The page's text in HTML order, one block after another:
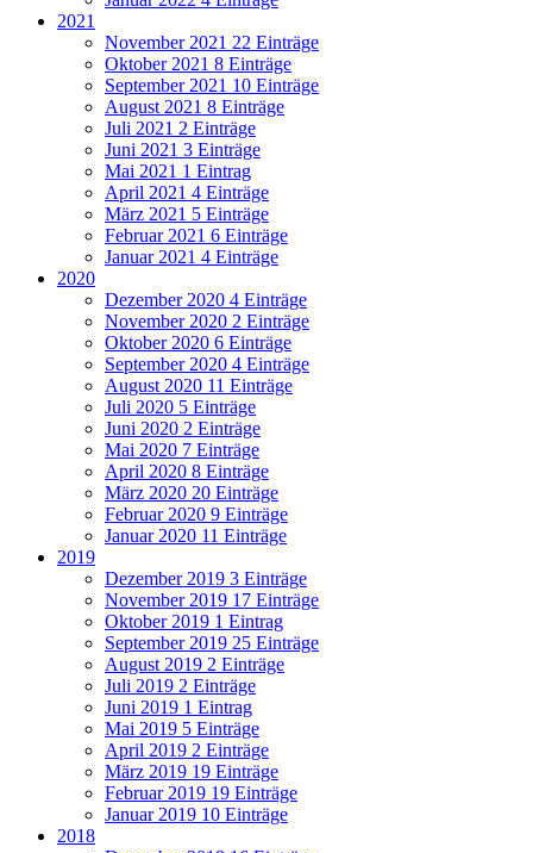
2021
November 2021 22 Einträge
Oktober 2021 8 Einträge
September 2021 10 Einträge
August 2021 8 Einträge
Juli 2021 2 Einträge
Juni 2021 3 Einträge
Mai 2021 1 Eintrag
April 2021 4 Einträge
März 2021 5 Einträge
Februar 2021 6 Einträge
Januar 2021 4 Einträge
2020
Dezember 2020 4 Einträge
November 2020 2 Einträge
Oktober 2020 6 Einträge
September 2020 4 Einträge
August 2020 11 Einträge
Juli 2020 5 Einträge
Juni 2020 2 Einträge
Mai 2020 7 Einträge
April 2020 8 Einträge
März 2020 20 Einträge
Februar 2020 9 Einträge
Januar 2020 11 Einträge
2019
Dezember 2019 3 Einträge
November 2019 17 Einträge
Oktober 2019 1 Eintrag
September 2019 25 Einträge
August 2019 2 Einträge
Juli 2019 2 Einträge
Juni 2019 1 Eintrag
Mai 2019 5 Einträge
April 2019 2 Einträge
März 2019 19 Einträge
Februar 2019 19 Einträge
Januar 2019 10 Einträge
2018